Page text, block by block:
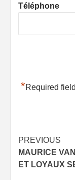
Téléphone
*Required field
Post
PREVIOUS
MAURICE
ET LOYAUX